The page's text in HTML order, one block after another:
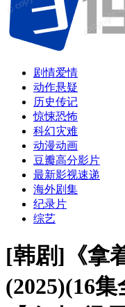
剧情爱情
动作悬疑
历史传记
惊悚恐怖
科幻灾难
动漫动画
豆瓣高分影片
最新影视速递
海外剧集
纪录片
综艺
[韩剧]《拿
(2025)(16